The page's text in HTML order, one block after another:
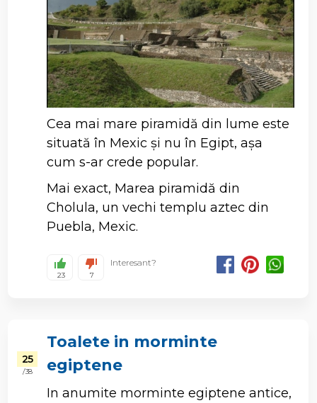
Cea mai mare piramidă din lume este
situată în Mexic și nu în Egipt, așa
cum s-ar crede popular.
Mai exact, Marea piramidă din
Cholula, un vechi templu aztec din
Puebla, Mexic.
23 7
Interesant?
25
/ 38
Toalete in morminte
egiptene
In anumite morminte egiptene antice,